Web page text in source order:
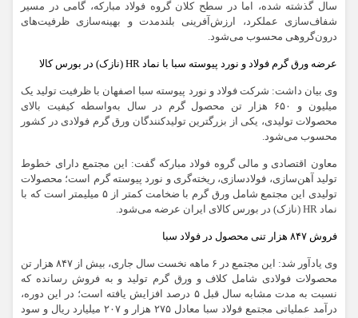
سال گذشته شده، اما در سطح کلان گروه فولاد مبارکه، گامی در مسیر
شفاف‌سازی عملکرد، ارزش‌آفرینی بلندمدت و بهینه‌سازی ظرفیت‌های
درون‌گروهی محسوب می‌‏شود.
عرضه ورق گرم فولاد و نورد پیوسته سبا با نماد HR (نازک) در بورس کالا
وی بیان داشت: شرکت فولاد و نورد پیوسته سبا اصفهان با ظرفیت تولید یک
میلیون و ۶۵۰ هزار تن محصول گرم در سال به‌واسطه کیفیت بالای
محصولات تولیدی، یکی از بزرگترین تولیدکنندگان ورق گرم فولادی در کشور
محسوب می‌شود.
معاون اقتصادی و مالی گروه فولاد مبارکه گفت: این مجتمع دارای خطوط
تولید آهن‌سازی، فولادسازی، ریخته‌گری و نورد پیوسته گرم است؛ محصولات
تولیدی این مجتمع شامل ورق گرم با ضخامت کمتر از ۵ میلیمتر است که با
نماد HR (نازک) در بورس کالای ایران عرضه می‌شود.
فروش ۸۴۷ هزار تنی محصول در فولاد سبا
وی یادآور شد: این مجتمع در ۶ ماهه نخست سال جاری، بیش از ۸۴۷ هزار تن
محصولات فولادی شامل کلاف و ورق گرم تولید و به فروش رسانده که
نسبت به مدت مشابه سال قبل ۵ درصد افزایش یافته است؛ در این دوره،
درآمد عملیاتی مجتمع فولاد سبا معادل ۲۷۵ هزار و ۲۰۷ میلیارد ریال و سود